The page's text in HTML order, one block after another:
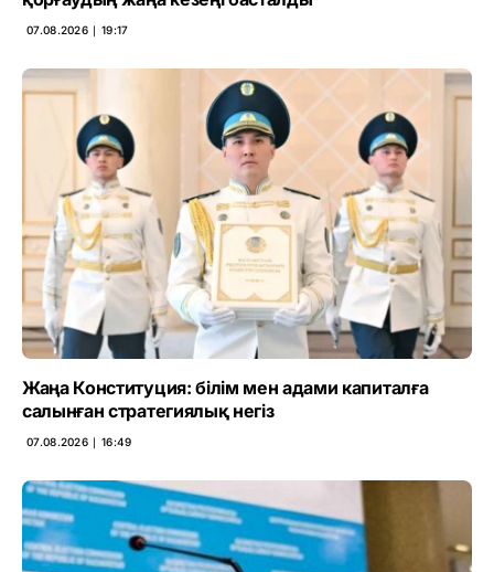
07.08.2026 ∣ 19:17
Жаңа Конституция: білім мен адами капиталға
салынған стратегиялық негіз
07.08.2026 ∣ 16:49